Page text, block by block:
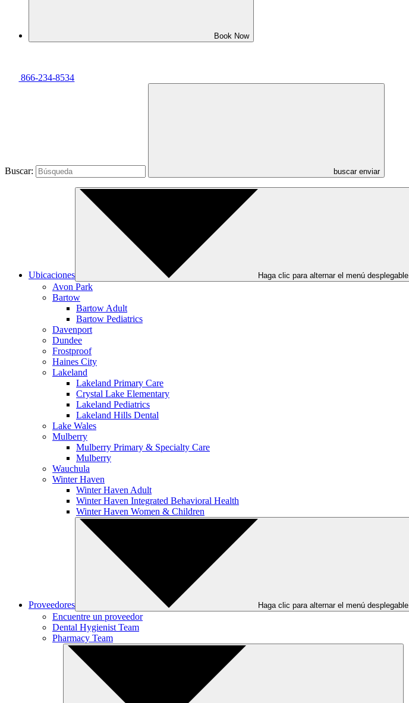
Book Now
866-234-8534
Buscar: buscar enviar
Ubicaciones Haga clic para alternar el menú desplegable.
Avon Park
Bartow
Bartow Adult
Bartow Pediatrics
Davenport
Dundee
Frostproof
Haines City
Lakeland
Lakeland Primary Care
Crystal Lake Elementary
Lakeland Pediatrics
Lakeland Hills Dental
Lake Wales
Mulberry
Mulberry Primary & Specialty Care
Mulberry
Wauchula
Winter Haven
Winter Haven Adult
Winter Haven Integrated Behavioral Health
Winter Haven Women & Children
Proveedores Haga clic para alternar el menú desplegable.
Encuentre un proveedor
Dental Hygienist Team
Pharmacy Team